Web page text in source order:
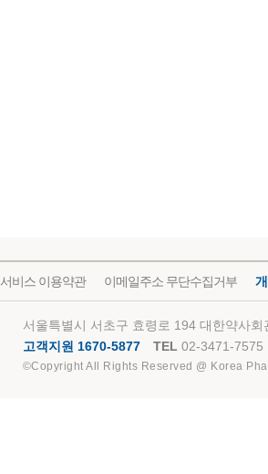
서비스 이용약관 이메일주소 무단수집거부
서울특별시 서초구 효령로 194 대한약사
고객지원 1670-5877
TEL 02-3471-7575
©Copyright All Rights Reserved @ Korea